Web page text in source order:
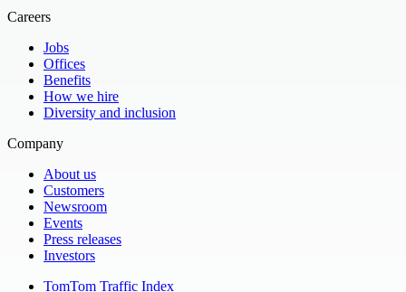
Careers
Jobs
Offices
Benefits
How we hire
Diversity and inclusion
Company
About us
Customers
Newsroom
Events
Press releases
Investors
TomTom Traffic Index